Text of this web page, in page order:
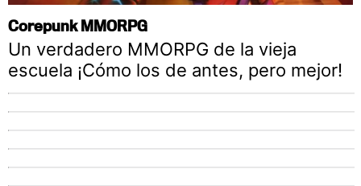
Corepunk MMORPG
Un verdadero MMORPG de la vieja
escuela ¡Cómo los de antes, pero mejor!